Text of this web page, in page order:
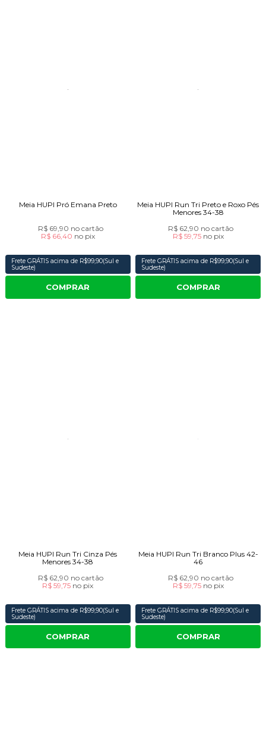
Meia HUPI Pró Emana Preto
R$ 69,90 no cartão
R$ 66,40 no pix
Frete GRÁTIS acima de R$99,90(Sul e
Sudeste)
COMPRAR
Meia HUPI Run Tri Preto e Roxo Pés
Menores 34-38
R$ 62,90 no cartão
R$ 59,75 no pix
Frete GRÁTIS acima de R$99,90(Sul e
Sudeste)
COMPRAR
Meia HUPI Run Tri Cinza Pés
Menores 34-38
R$ 62,90 no cartão
R$ 59,75 no pix
Frete GRÁTIS acima de R$99,90(Sul e
Sudeste)
COMPRAR
Meia HUPI Run Tri Branco Plus 42-
46
R$ 62,90 no cartão
R$ 59,75 no pix
Frete GRÁTIS acima de R$99,90(Sul e
Sudeste)
COMPRAR